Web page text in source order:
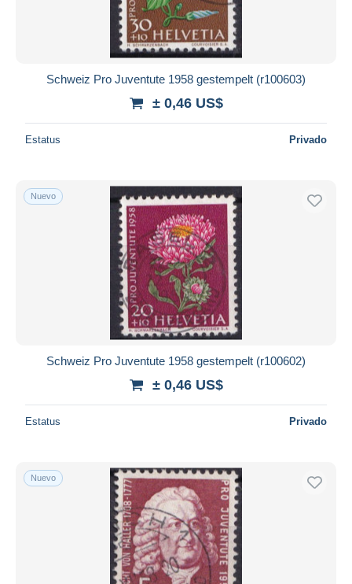
Schweiz Pro Juventute 1958 gestempelt (r100603)
± 0,46 US$
Estatus Privado
Nuevo
Schweiz Pro Juventute 1958 gestempelt (r100602)
± 0,46 US$
Estatus Privado
Nuevo